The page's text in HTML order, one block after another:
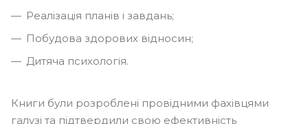
Реалізація планів і завдань;
Побудова здорових відносин;
Дитяча психологія.
Книги були розроблені провідними фахівцями
галузі та підтвердили свою ефективність